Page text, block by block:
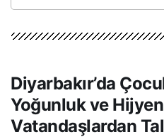
Diyarbakır’da
Yoğunluk ve
Vatandaşlardan